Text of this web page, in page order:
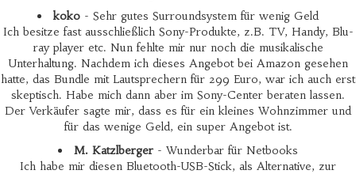
koko - Sehr gutes Surroundsystem für wenig Geld
Ich besitze fast ausschließlich Sony-Produkte, z.B. TV, Handy, Blu-
ray player etc. Nun fehlte mir nur noch die musikalische
Unterhaltung. Nachdem ich dieses Angebot bei Amazon gesehen
hatte, das Bundle mit Lautsprechern für 299 Euro, war ich auch erst
skeptisch. Habe mich dann aber im Sony-Center beraten lassen.
Der Verkäufer sagte mir, dass es für ein kleines Wohnzimmer und
für das wenige Geld, ein super Angebot ist.
M. Katzlberger - Wunderbar für Netbooks
Ich habe mir diesen Bluetooth-USB-Stick, als Alternative, zur